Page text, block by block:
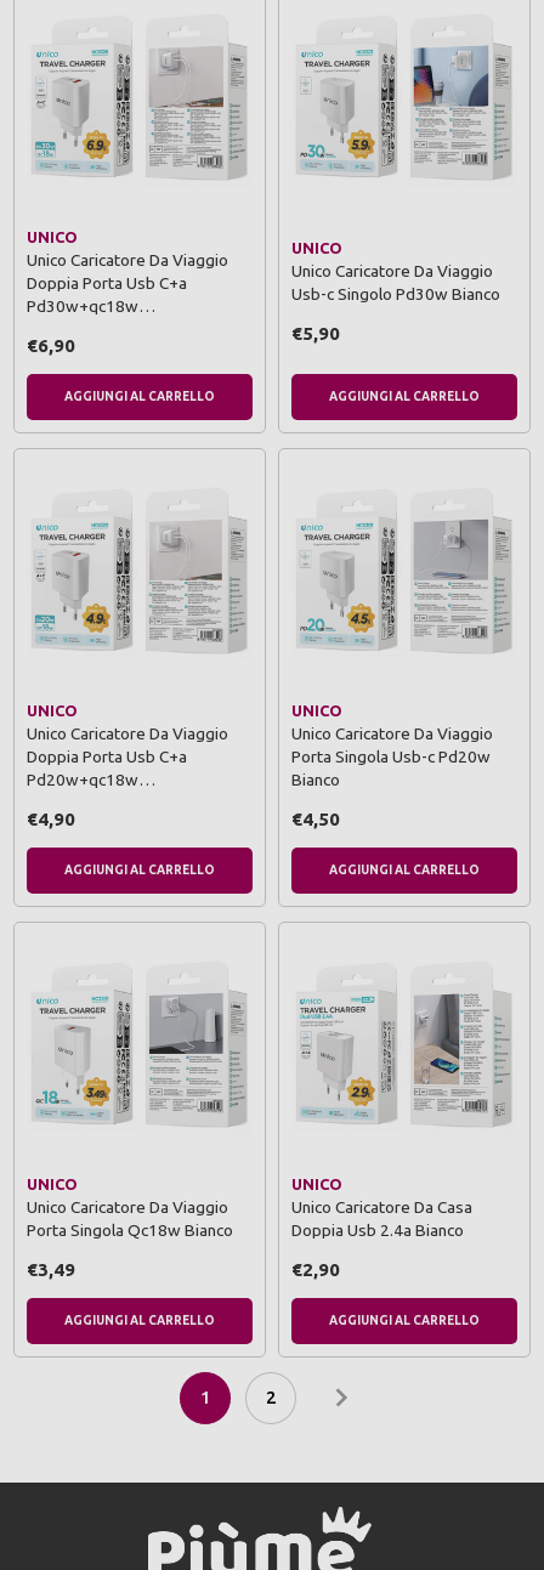
UNICO
Unico Caricatore Da Viaggio
Doppia Porta Usb C+a
Pd30w+qc18w…
€6,90
AGGIUNGI AL CARRELLO
UNICO
Unico Caricatore Da Viaggio
Usb-c Singolo Pd30w Bianco
€5,90
AGGIUNGI AL CARRELLO
UNICO
Unico Caricatore Da Viaggio
Doppia Porta Usb C+a
Pd20w+qc18w…
€4,90
AGGIUNGI AL CARRELLO
UNICO
Unico Caricatore Da Viaggio
Porta Singola Usb-c Pd20w
Bianco
€4,50
AGGIUNGI AL CARRELLO
UNICO
Unico Caricatore Da Viaggio
Porta Singola Qc18w Bianco
€3,49
AGGIUNGI AL CARRELLO
UNICO
Unico Caricatore Da Casa
Doppia Usb 2.4a Bianco
€2,90
AGGIUNGI AL CARRELLO
1 2